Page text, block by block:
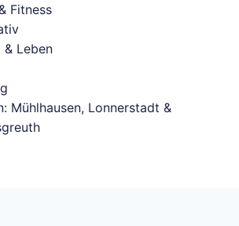
Fitness
& Leben
Mühlhausen, Lonnerstadt &